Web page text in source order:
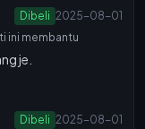
Dibeli 2025-08-01
ini membantu
je.
Dibeli 2025-08-01